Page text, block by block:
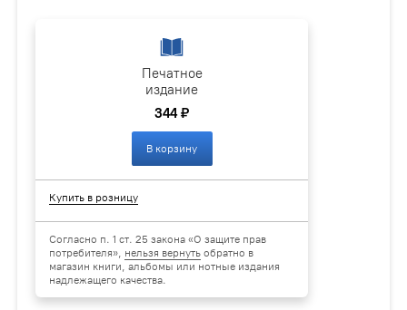
Печатное
издание
344 ₽
В корзину
Купить в розницу
Согласно п. 1 ст. 25 закона «О защите прав
потребителя», нельзя вернуть обратно в
магазин книги, альбомы или нотные издания
надлежащего качества.